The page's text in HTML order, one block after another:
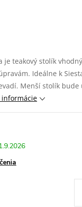
je teakový stolík
Ideálne k
Menší stolík
informácie